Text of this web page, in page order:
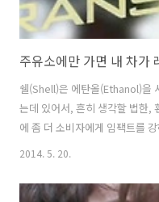
쉘(Shell)은 에탄올(Ethanol)을
는데 있어서, 흔히 생각할 법한,
에 좀 더 소비자에게 임팩트를
다. V-Power와 같은 에탄올
한 것. 바이오연료라고 하면 왠
2014. 5. 20.